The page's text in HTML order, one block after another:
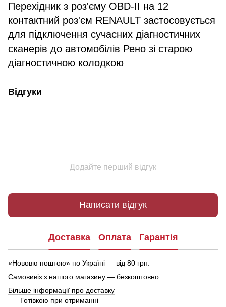
Перехідник з роз'єму OBD-II на 12
контактний роз'єм RENAULT застосовується
для підключення сучасних діагностичних
сканерів до автомобілів Рено зі старою
діагностичною колодкою
Відгуки
Додайте перший відгук
Написати відгук
Доставка Оплата Гарантія
«Нововю поштою» по Україні — від 80 грн.
Самовивіз з нашого магазину — безкоштовно.
Більше інформації про доставку
Готівкою при отриманні